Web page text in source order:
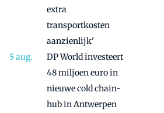
extra
transportkosten
aanzienlijk'
DP World investeert
48 miljoen euro in
nieuwe cold chain-
hub in Antwerpen